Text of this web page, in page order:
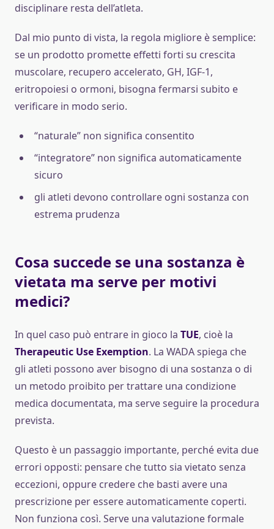
disciplinare resta dell’atleta.
Dal mio punto di vista, la regola migliore è semplice:
se un prodotto promette effetti forti su crescita
muscolare, recupero accelerato, GH, IGF-1,
eritropoiesi o ormoni, bisogna fermarsi subito e
verificare in modo serio.
“naturale” non significa consentito
“integratore” non significa automaticamente
sicuro
gli atleti devono controllare ogni sostanza con
estrema prudenza
Cosa succede se una sostanza è
vietata ma serve per motivi
medici?
In quel caso può entrare in gioco la TUE, cioè la
Therapeutic Use Exemption. La WADA spiega che
gli atleti possono aver bisogno di una sostanza o di
un metodo proibito per trattare una condizione
medica documentata, ma serve seguire la procedura
prevista.
Questo è un passaggio importante, perché evita due
errori opposti: pensare che tutto sia vietato senza
eccezioni, oppure credere che basti avere una
prescrizione per essere automaticamente coperti.
Non funziona così. Serve una valutazione formale